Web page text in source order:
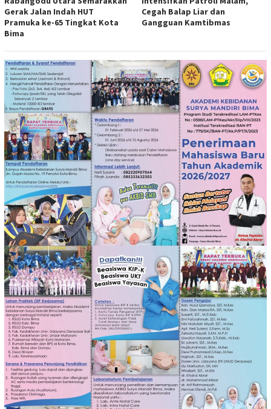
Gerak Jalan Indah HUT
Pramuka ke-65 Tingkat Kota
Bima
Cegah Balap Liar dan
Gangguan Kamtibmas